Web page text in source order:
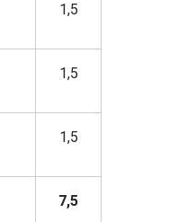
1,5
1,5
1,5
7,5